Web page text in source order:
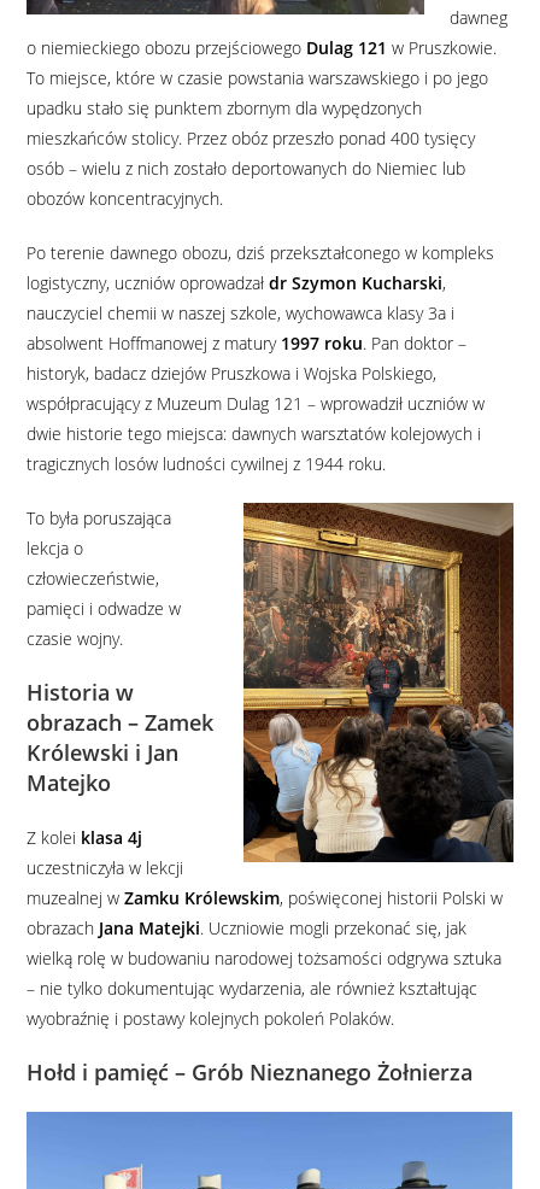
dawneg
o niemieckiego obozu przejściowego Dulag 121 w Pruszkowie.
To miejsce, które w czasie powstania warszawskiego i po jego
upadku stało się punktem zbornym dla wypędzonych
mieszkańców stolicy. Przez obóz przeszło ponad 400 tysięcy
osób – wielu z nich zostało deportowanych do Niemiec lub
obozów koncentracyjnych.
Po terenie dawnego obozu, dziś przekształconego w kompleks
logistyczny, uczniów oprowadzałdr Szymon Kucharski,
nauczyciel chemii w naszej szkole, wychowawca klasy 3a i
absolwent Hoffmanowej z matury 1997 roku. Pan doktor –
historyk, badacz dziejów Pruszkowa i Wojska Polskiego,
współpracujący z Muzeum Dulag 121 – wprowadził uczniów w
dwie historie tego miejsca: dawnych warsztatów kolejowych i
tragicznych losów ludności cywilnej z 1944 roku.
To była poruszająca
lekcja o
człowieczeństwie,
pamięci i odwadze w
czasie wojny.
Historia w
obrazach – Zamek
Królewski i Jan
Matejko
Z kolei klasa 4j
uczestniczyła w lekcji
muzealnej wZamku Królewskim, poświęconej historii Polski w
obrazach Jana Matejki. Uczniowie mogli przekonać się, jak
wielką rolę w budowaniu narodowej tożsamości odgrywa sztuka
– nie tylko dokumentując wydarzenia, ale również kształtując
wyobraźnię i postawy kolejnych pokoleń Polaków.
Hołd i pamięć – Grób Nieznanego Żołnierza